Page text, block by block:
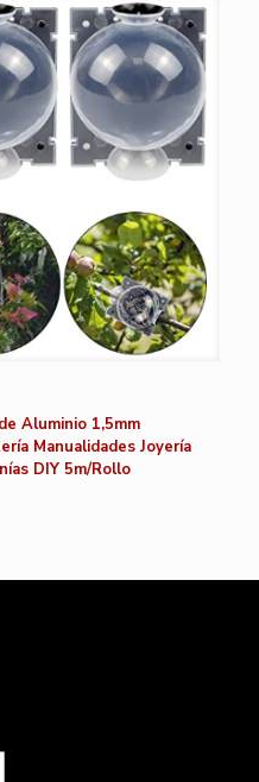
Aluminio 1,5mm
Manualidades Joyería
DIY 5m/Rollo